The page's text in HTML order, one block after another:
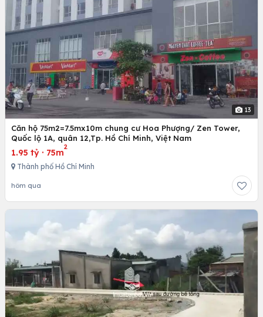
13
Căn hộ 75m2=7.5mx10m chung cư Hoa Phượng/ Zen Tower,
Quốc lộ 1A, quân 12,Tp. Hồ Chí Minh, Việt Nam
1.95 tỷ · 75m
2
Thành phố Hồ Chí Minh
hôm qua